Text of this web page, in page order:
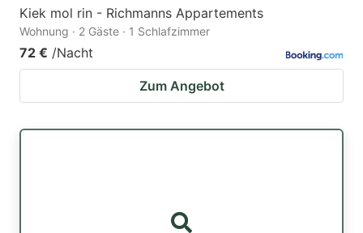
Kiek mol rin - Richmanns Appartements
Wohnung · 2 Gäste · 1 Schlafzimmer
72 € /Nacht
Zum Angebot